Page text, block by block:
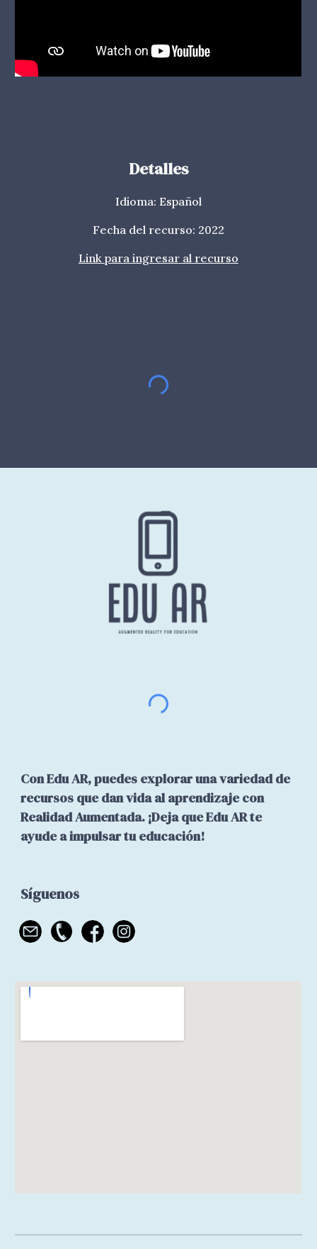
Detalles
Idioma: Español
Fecha del recurso: 2022
Link para ingresar al recurso
Con Edu AR, puedes explorar una variedad de
recursos que dan vida al aprendizaje con
Realidad Aumentada. ¡Deja que Edu AR te
ayude a impulsar tu educación!
Síguenos